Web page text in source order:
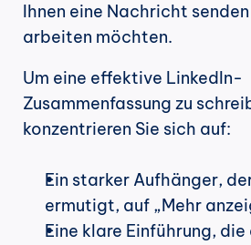
Ihnen eine Nachricht
arbeiten möchten.
Um eine effektive LinkedIn-
Zusammenfassung zu
konzentrieren Sie sich auf:
Ein starker Aufhänger,
ermutigt, auf „Mehr
Eine klare Einführung,